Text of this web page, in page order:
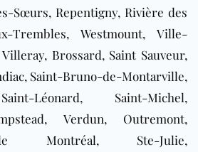
Sœurs, Repentigny, Rivière des
Trembles, Westmount, Ville-
Brossard, Saint Sauveur,
Saint-Bruno-de-Montarville,
Léonard, Saint-Michel,
Verdun, Outremont,
Montréal, Ste-Julie,